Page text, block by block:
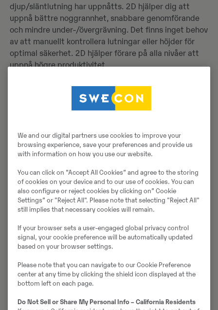
djup/släntlutning har uppnåtts. 2D hjälper dig att
uppnå bättre noggrannhet, snabbare genomförande
och mindre under-/övergrävning. Det finns inget behov
av att manuellt kontrollera lutningar eller höjder för
optimal säkerhet. 2D hjälper förare på alla nivåer att
uppnå högre produktivitet.
In-Field Design
Med hjälp av GNSS- och RTK-navigeringsteknik kan du
Använda applikationen för ledningsschakter och mer
komplicerade former i tre dimensioner som enkelt kan
genom att eliminera behovet av mättekniker som
We and our digital partners use cookies to improve your
browsing experience, save your preferences and provide us
with information on how you use our website.
You can click on ”Accept All Cookies” and agree to the storing
of cookies on your device and to our use of cookies. You can
also configure or reject cookies by clicking on” Cookie
Settings” or "Reject All". Please note that selecting "Reject All"
still implies that necessary cookies will remain.
If your browser sets a user-engaged global privacy control
signal, your cookie preference will be automatically updated
based on your browser settings.
Please note that you can navigate to our Cookie Preference
center at any time by clicking the shield icon displayed at the
bottom left on each page.
Do Not Sell or Share My Personal Info – California Residents